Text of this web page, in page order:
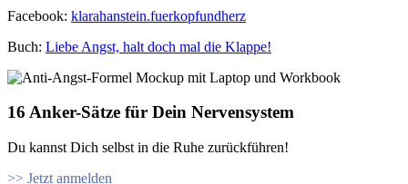
Facebook: ⁠⁠klarahanstein.fuerkopfundherz⁠⁠
Buch: ⁠⁠ Liebe Angst, halt doch mal die Klappe!⁠⁠
16 Anker-Sätze für Dein Nervensystem
Du kannst Dich selbst in die Ruhe zurückführen!
>> Jetzt anmelden